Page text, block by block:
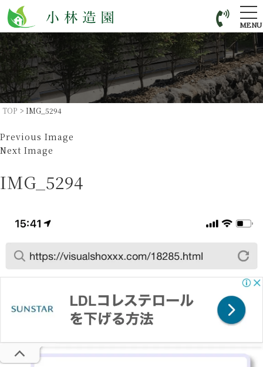
MENU
TOP >IMG_5294
Previous Image
Next Image
IMG_5294